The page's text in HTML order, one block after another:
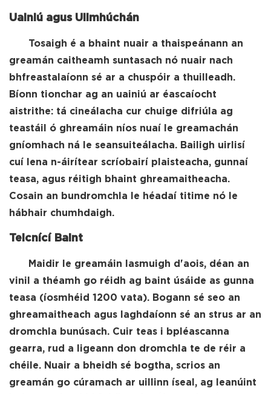
Uainiú agus Ullmhúchán
Tosaigh é a bhaint nuair a thaispeánann an
greamán caitheamh suntasach nó nuair nach
bhfreastalaíonn sé ar a chuspóir a thuilleadh.
Bíonn tionchar ag an uainiú ar éascaíocht
aistrithe: tá cineálacha cur chuige difriúla ag
teastáil ó ghreamáin níos nuaí le greamachán
gníomhach ná le seansuiteálacha. Bailigh uirlisí
cuí lena n-áirítear scríobairí plaisteacha, gunnaí
teasa, agus réitigh bhaint ghreamaitheacha.
Cosain an bundromchla le héadaí titime nó le
hábhair chumhdaigh.
Teicnící Baint
Maidir le greamáin lasmuigh d'aois, déan an
vinil a théamh go réidh ag baint úsáide as gunna
teasa (íosmhéid 1200 vata). Bogann sé seo an
ghreamaitheach agus laghdaíonn sé an strus ar an
dromchla bunúsach. Cuir teas i bpléascanna
gearra, rud a ligeann don dromchla te de réir a
chéile. Nuair a bheidh sé bogtha, scrios an
greamán go cúramach ar uillinn íseal, ag leanúint